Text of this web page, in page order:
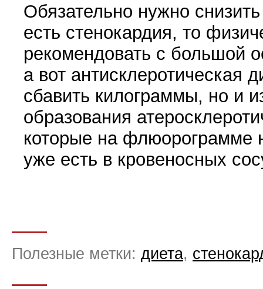
Обязательно нужно
есть стенокардия, то
рекомендовать с большой
а вот антисклеротическая
сбавить килограммы, но и
образования
которые на флюорограмме
уже есть в кровеносных
Полезные метки: диета,